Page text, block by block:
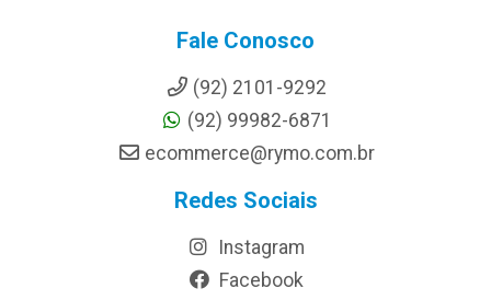
Fale Conosco
(92) 2101-9292
(92) 99982-6871
ecommerce@rymo.com.br
Redes Sociais
Instagram
Facebook